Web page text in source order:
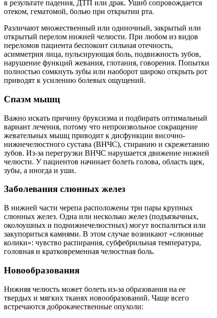
в результате падения, ДТП или драк. Ушиб сопровождается
отеком, гематомой, болью при открытии рта.
Различают множественный или одиночный, закрытый или
открытый перелом нижней челюсти. При любом из видов
переломов пациента беспокоит сильная отечность,
асимметрия лица, пульсирующая боль, подвижность зубов,
нарушение функций жевания, глотания, говорения. Попытки
полностью сомкнуть зубы или наоборот широко открыть рот
приводят к усилению болевых ощущений.
Спазм мышц
Важно искать причину бруксизма и подбирать оптимальный
вариант лечения, потому что непроизвольное сокращение
жевательных мышц приводит к дисфункции височно-
нижнечелюстного сустава (ВНЧС), стиранию и скрежетанию
зубов. Из-за перегрузки ВНЧС нарушается движение нижней
челюсти. У пациентов начинает болеть голова, область щек,
зубы, а иногда и уши.
Заболевания слюнных желез
В нижней части черепа расположены три пары крупных
слюнных желез. Одна или несколько желез (подъязычных,
околоушных и поднижнечелюстных) могут воспалиться или
закупориться камнями. В этом случае возникают «слюнные
колики»: чувство распирания, субфебрильная температура,
головная и кратковременная челюстная боль.
Новообразования
Нижняя челюсть может болеть из-за образования на ее
твердых и мягких тканях новообразований. Чаще всего
встречаются доброкачественные опухоли: